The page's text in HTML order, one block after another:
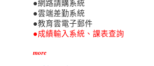
●網路請購系統
●雲端差勤系統
●教育雲電子郵件
●成績輸入系統、課表查詢
more